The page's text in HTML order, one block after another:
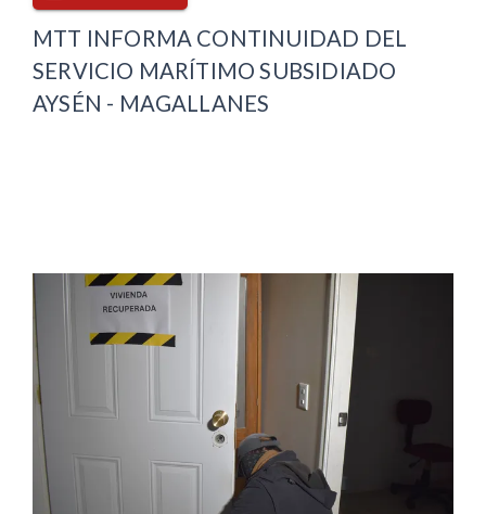
MTT INFORMA CONTINUIDAD DEL
SERVICIO MARÍTIMO SUBSIDIADO
AYSÉN - MAGALLANES